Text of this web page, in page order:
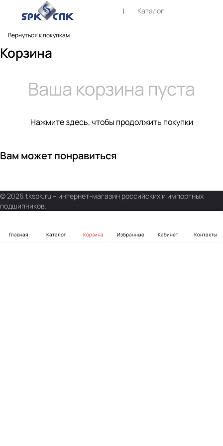
Каталог
Вернуться к покупкам
Корзина
Ваша корзина пуста
Нажмите здесь, чтобы продолжить покупки
Вам может понравиться
© 2026 tkspk.ru – интернет-магазин российских и импортных
подшипников.
Главная Каталог Корзина Избранные Кабинет Контакты